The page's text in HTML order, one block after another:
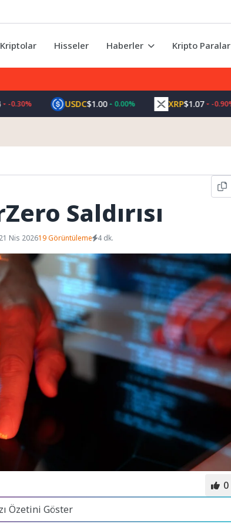
Kriptolar Hisseler Haberler Kripto Paralar
USDC$1.00 0.00% $1.07 -0.90%
Saldırısı
Nis 202619 Görüntüleme 4 dk.
0
Özetini Göster